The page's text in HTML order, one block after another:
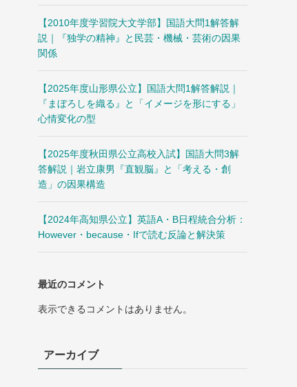
【2010年度学習院大文学部】国語大問1解答解
説｜『独学の精神』と民芸・機械・芸術の因果
関係
【2025年度山形県公立】国語大問1解答解説｜
『まぼろしを織る』と「イメージを形にする」
心情変化の型
【2025年度秋田県公立高校入試】国語大問3解
答解説｜岩立康男『直観脳』と「考える・創
造」の因果構造
【2024年高知県公立】英語A・B日程統合分析：
However・because・Ifで読む反論と解決策
最近のコメント
表示できるコメントはありません。
アーカイブ